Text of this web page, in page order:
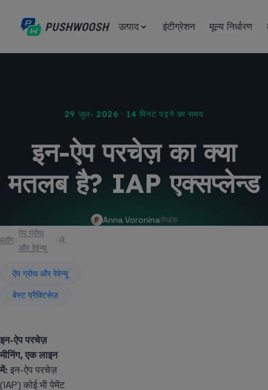
उत्पाद इंटीग्रेशन मूल्य निर्धारण
29 जुल॰ 2026 · 14 मिनट पढ़ने का समय
इन-ऐप परचेज़ का क्या
मतलब है? IAP एक्सप्लेन्ड
Anna Voroninaलेखक
ब्लॉग
ऐप ग्रोथ
और रेवेन्यू
लेख
ऐप ग्रोथ और रेवेन्यू
बेस्ट प्रैक्टिसेज़
इन-ऐप परचेज़
मीनिंग, एक लाइन
में: इन-ऐप परचेज़
(IAP) कोई भी पेमेंट